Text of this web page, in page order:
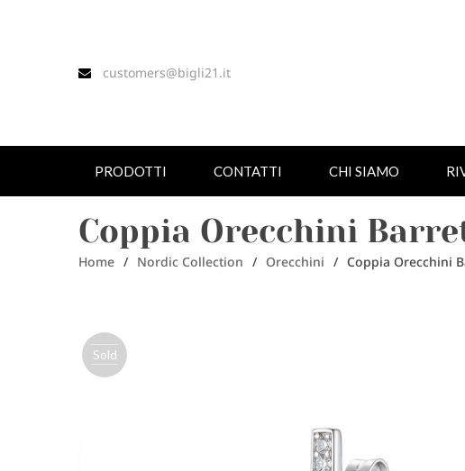
customers@bigli21.it
PRODOTTI CONTATTI CHI SIAMO
Coppia Orecchini
Home / Nordic Collection / Orecchini / Coppia Orecchini
Sold